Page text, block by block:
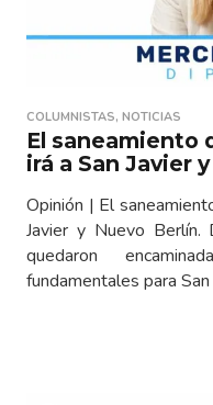
COLUMNISTAS, NOTICIAS
El saneamiento
irá a San Javier
Opinión | El
Javier y Nuevo
quedaron
fundamentales para